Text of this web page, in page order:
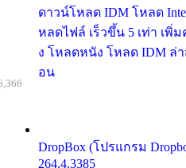
ดาวน์โหลด IDM โหลด
หลดไฟล์ เร็วขึ้น 5 เท่า เพิ่
ง โหลดหนัง โหลด IDM ล่า
อน
DropBox (โปรแกรม
264.4.3385